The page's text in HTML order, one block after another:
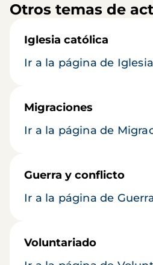
Otros temas de
Iglesia católica
Ir a la página de
Migraciones
Ir a la página de
Guerra y conflicto
Ir a la página de
Voluntariado